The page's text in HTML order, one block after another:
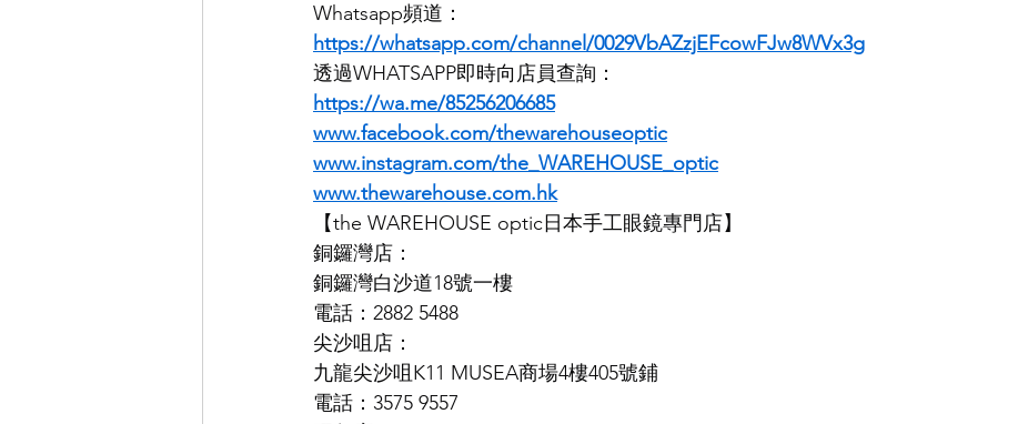
Whatsapp頻道：
https://whatsapp.com/channel/0029VbAZzjEFcowFJw8WVx3g
透過WHATSAPP即時向店員查詢：
https://wa.me/85256206685
www.facebook.com/thewarehouseoptic
www.instagram.com/the_WAREHOUSE_optic
www.thewarehouse.com.hk
【the WAREHOUSE optic日本手工眼鏡專門店】
銅鑼灣店：
銅鑼灣白沙道18號一樓
電話：2882 5488
尖沙咀店：
九龍尖沙咀K11 MUSEA商場4樓405號鋪
電話：3575 9557